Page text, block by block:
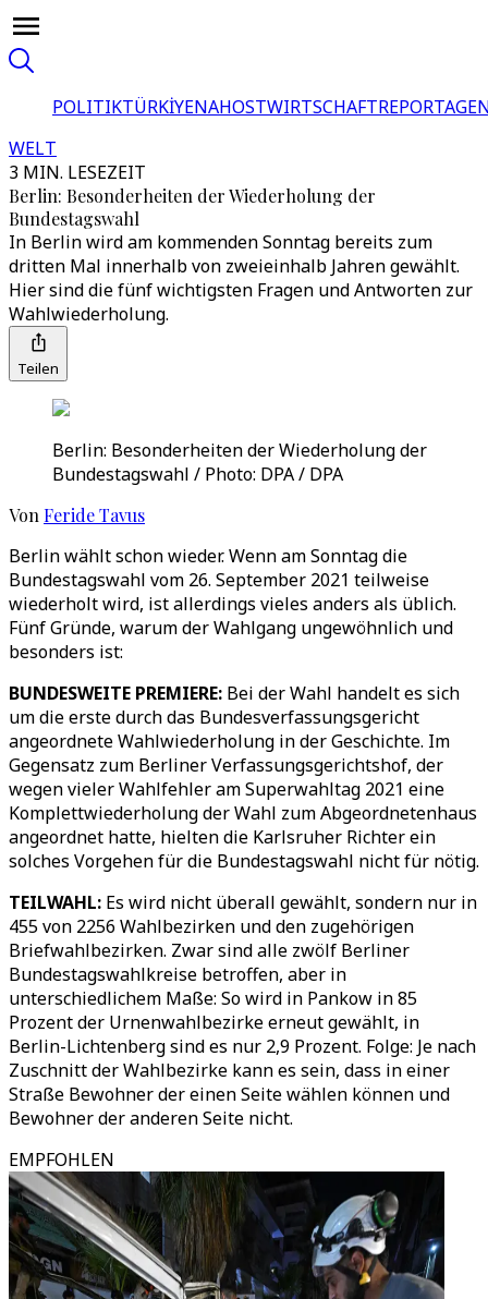
POLITIKTÜRKİYENAHOSTWIRTSCHAFT
WELT
3 MIN. LESEZEIT
Berlin: Besonderheiten der Wiederholung der
Bundestagswahl
In Berlin wird am kommenden Sonntag bereits zum
dritten Mal innerhalb von zweieinhalb Jahren gewählt.
Hier sind die fünf wichtigsten Fragen und Antworten zur
Wahlwiederholung.
Teilen
Berlin: Besonderheiten der Wiederholung der
Bundestagswahl / Photo: DPA / DPA
Von Feride Tavus
Berlin wählt schon wieder. Wenn am Sonntag die
Bundestagswahl vom 26. September 2021 teilweise
wiederholt wird, ist allerdings vieles anders als üblich.
Fünf Gründe, warum der Wahlgang ungewöhnlich und
besonders ist:
BUNDESWEITE PREMIERE: Bei der Wahl handelt es sich
um die erste durch das Bundesverfassungsgericht
angeordnete Wahlwiederholung in der Geschichte. Im
Gegensatz zum Berliner Verfassungsgerichtshof, der
wegen vieler Wahlfehler am Superwahltag 2021 eine
Komplettwiederholung der Wahl zum Abgeordnetenhaus
angeordnet hatte, hielten die Karlsruher Richter ein
solches Vorgehen für die Bundestagswahl nicht für nötig.
TEILWAHL: Es wird nicht überall gewählt, sondern nur in
455 von 2256 Wahlbezirken und den zugehörigen
Briefwahlbezirken. Zwar sind alle zwölf Berliner
Bundestagswahlkreise betroffen, aber in
unterschiedlichem Maße: So wird in Pankow in 85
Prozent der Urnenwahlbezirke erneut gewählt, in
Berlin-Lichtenberg sind es nur 2,9 Prozent. Folge: Je nach
Zuschnitt der Wahlbezirke kann es sein, dass in einer
Straße Bewohner der einen Seite wählen können und
Bewohner der anderen Seite nicht.
EMPFOHLEN